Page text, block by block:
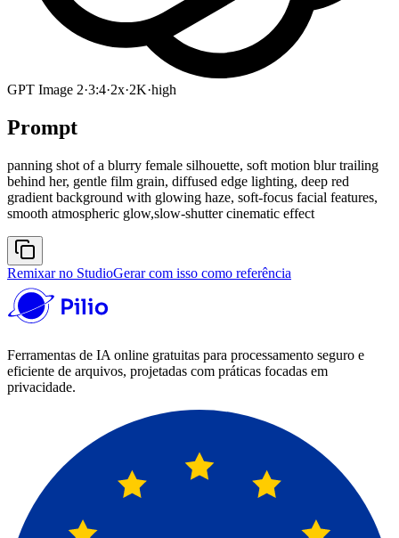
GPT Image 2·3:4·2x·2K·high
Prompt
panning shot of a blurry female silhouette, soft motion blur trailing
behind her, gentle film grain, diffused edge lighting, deep red
gradient background with glowing haze, soft-focus facial features,
smooth atmospheric glow,slow-shutter cinematic effect
Remixar no StudioGerar com isso como referência
Ferramentas de IA online gratuitas para processamento seguro e
eficiente de arquivos, projetadas com práticas focadas em
privacidade.